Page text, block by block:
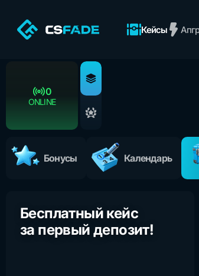
Кейсы
0
ONLINE
Бонусы Календарь
Бесплатный кейс
за первый депозит!